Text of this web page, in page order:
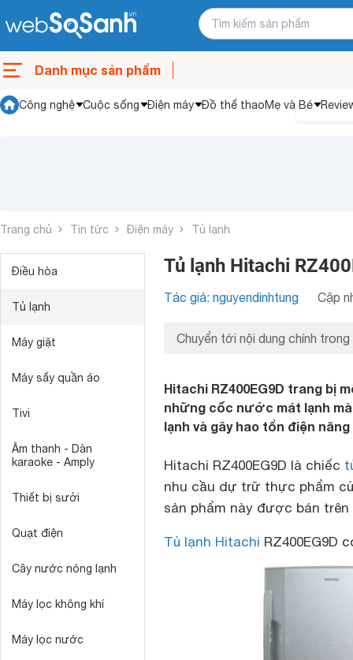
Danh mục sản phẩm
Công nghệ Cuộc sống Điện máy Đồ thể thaoMẹ và Bé
Trang chủ Tin tức Điện máy Tủ lạnh
Điều hòa
Tủ lạnh
Máy giặt
Máy sấy quần áo
Tivi
Âm thanh - Dàn
karaoke - Amply
Thiết bị sưởi
Quạt điện
Cây nước nóng lạnh
Máy lọc không khí
Máy lọc nước
Tủ lạnh Hitachi
Tác giả: nguyendinhtung Cập
Chuyển tới nội dung chính trong
Hitachi RZ400EG9D trang bị
những cốc nước mát lạnh
lạnh và gây hao tổn điện
Hitachi RZ400EG9D là chiếc
nhu cầu dự trữ thực phẩm
sản phẩm này được bán
Tủ lạnh Hitachi RZ400EG9D